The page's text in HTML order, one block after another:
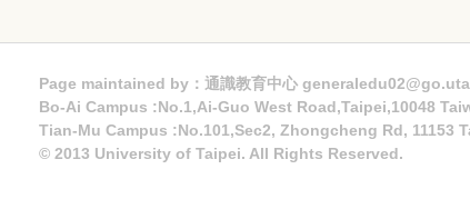
Page maintained by：通識教育中心
Bo-Ai Campus :No.1,Ai-Guo West Road,Taipei,10048
Tian-Mu Campus :No.101,Sec2, Zhongcheng Rd, 11153
© 2013 University of Taipei. All Rights Reserved.